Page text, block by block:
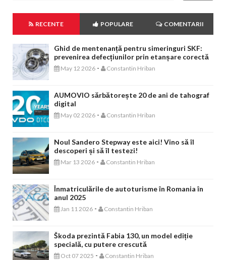
RECENTE POPULARE COMENTARII
Ghid de mentenanță pentru simeringuri SKF:
prevenirea defecțiunilor prin etanșare corectă
May 12 2026 - Constantin Hriban
AUMOVIO sărbătorește 20 de ani de tahograf
digital
May 02 2026 - Constantin Hriban
Noul Sandero Stepway este aici! Vino să îl
descoperi și să îl testezi!
Mar 13 2026 - Constantin Hriban
Înmatriculările de autoturisme în Romania în
anul 2025
Jan 11 2026 - Constantin Hriban
Škoda prezintă Fabia 130, un model ediție
specială, cu putere crescută
Oct 07 2025 - Constantin Hriban